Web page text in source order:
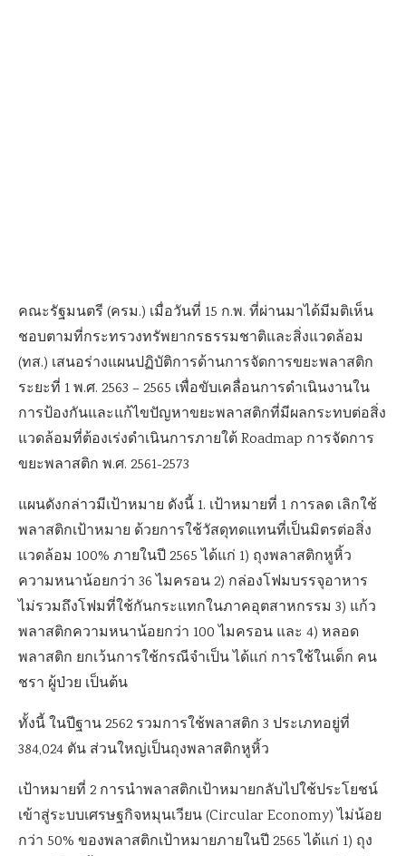
คณะรัฐมนตรี (ครม.) เมื่อวันที่ 15 ก.พ. ที่ผ่านมาได้มีมติเห็น
ชอบตามที่กระทรวงทรัพยากรธรรมชาติและสิ่งแวดล้อม
(ทส.) เสนอร่างแผนปฏิบัติการด้านการจัดการขยะพลาสติก
ระยะที่ 1 พ.ศ. 2563 – 2565 เพื่อขับเคลื่อนการดำเนินงานใน
การป้องกันและแก้ไขปัญหาขยะพลาสติกที่มีผลกระทบต่อสิ่ง
แวดล้อมที่ต้องเร่งดำเนินการภายใต้ Roadmap การจัดการ
ขยะพลาสติก พ.ศ. 2561-2573
แผนดังกล่าวมีเป้าหมาย ดังนี้ 1. เป้าหมายที่ 1 การลด เลิกใช้
พลาสติกเป้าหมาย ด้วยการใช้วัสดุทดแทนที่เป็นมิตรต่อสิ่ง
แวดล้อม 100% ภายในปี 2565 ได้แก่ 1) ถุงพลาสติกหูหิ้ว
ความหนาน้อยกว่า 36 ไมครอน 2) กล่องโฟมบรรจุอาหาร
ไม่รวมถึงโฟมที่ใช้กันกระแทกในภาคอุตสาหกรรม 3) แก้ว
พลาสติกความหนาน้อยกว่า 100 ไมครอน และ 4) หลอด
พลาสติก ยกเว้นการใช้กรณีจำเป็น ได้แก่ การใช้ในเด็ก คน
ชรา ผู้ป่วย เป็นต้น
ทั้งนี้ ในปีฐาน 2562 รวมการใช้พลาสติก 3 ประเภทอยู่ที่
384,024 ตัน ส่วนใหญ่เป็นถุงพลาสติกหูหิ้ว
เป้าหมายที่ 2 การนำพลาสติกเป้าหมายกลับไปใช้ประโยชน์
เข้าสู่ระบบเศรษฐกิจหมุนเวียน (Circular Economy) ไม่น้อย
กว่า 50% ของพลาสติกเป้าหมายภายในปี 2565 ได้แก่ 1) ถุง